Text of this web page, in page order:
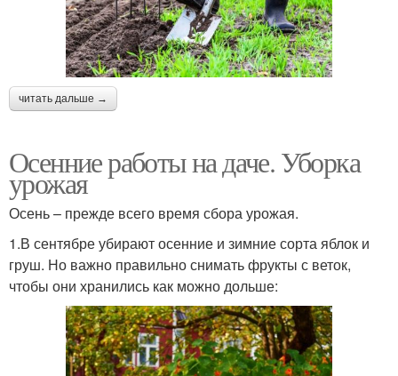
читать дальше →
Осенние работы на даче. Уборка
урожая
Осень – прежде всего время сбора урожая.
1.В сентябре убирают осенние и зимние сорта яблок и
груш. Но важно правильно снимать фрукты с веток,
чтобы они хранились как можно дольше: